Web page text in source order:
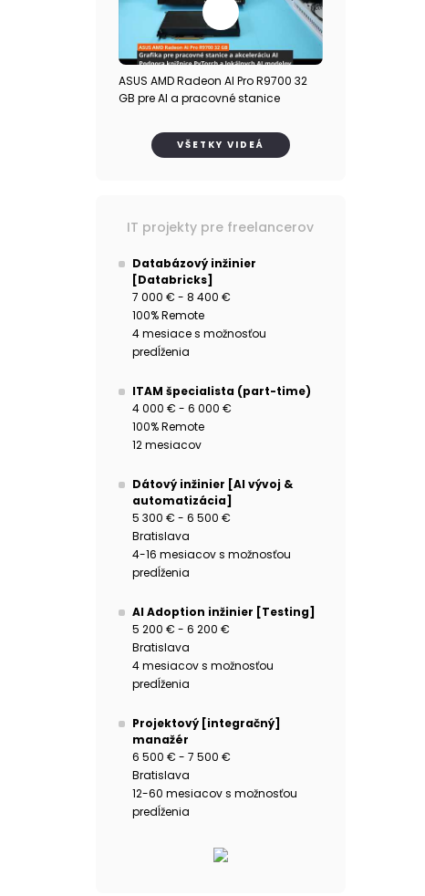
ASUS AMD Radeon AI Pro R9700 32
GB pre AI a pracovné stanice
VŠETKY VIDEÁ
IT projekty pre freelancerov
Databázový inžinier
[Databricks]
7 000 € - 8 400 €
100% Remote
4 mesiace s možnosťou
predĺženia
ITAM špecialista (part-time)
4 000 € - 6 000 €
100% Remote
12 mesiacov
Dátový inžinier [AI vývoj &
automatizácia]
5 300 € - 6 500 €
Bratislava
4-16 mesiacov s možnosťou
predĺženia
AI Adoption inžinier [Testing]
5 200 € - 6 200 €
Bratislava
4 mesiacov s možnosťou
predĺženia
Projektový [integračný]
manažér
6 500 € - 7 500 €
Bratislava
12-60 mesiacov s možnosťou
predĺženia